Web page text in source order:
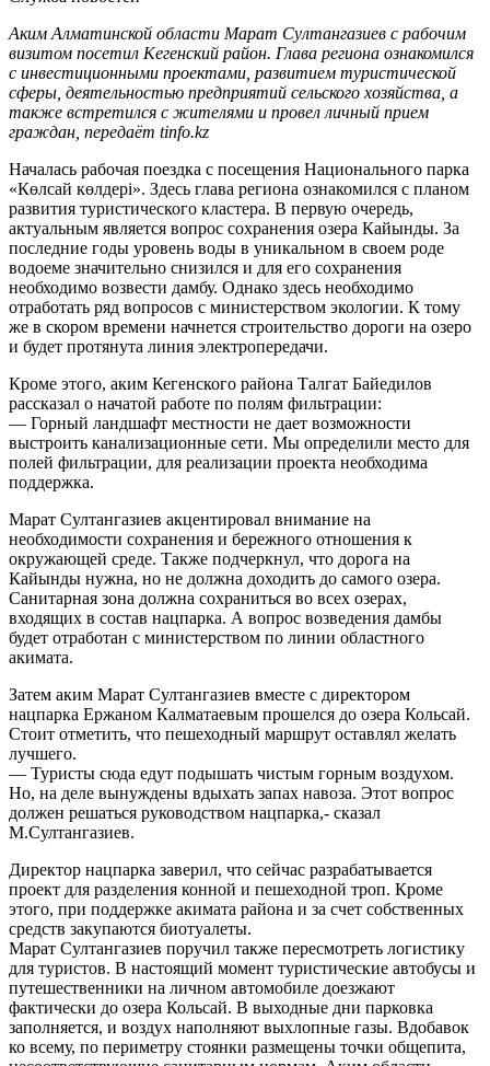
Аким Алматинской области Марат Султангазиев с рабочим
визитом посетил Кегенский район. Глава региона ознакомился
с инвестиционными проектами, развитием туристической
сферы, деятельностью предприятий сельского хозяйства, а
также встретился с жителями и провел личный прием
граждан, передаёт tinfo.kz
Началась рабочая поездка с посещения Национального парка
«Көлсай көлдері». Здесь глава региона ознакомился с планом
развития туристического кластера. В первую очередь,
актуальным является вопрос сохранения озера Кайынды. За
последние годы уровень воды в уникальном в своем роде
водоеме значительно снизился и для его сохранения
необходимо возвести дамбу. Однако здесь необходимо
отработать ряд вопросов с министерством экологии. К тому
же в скором времени начнется строительство дороги на озеро
и будет протянута линия электропередачи.
Кроме этого, аким Кегенского района Талгат Байедилов
рассказал о начатой работе по полям фильтрации:
— Горный ландшафт местности не дает возможности
выстроить канализационные сети. Мы определили место для
полей фильтрации, для реализации проекта необходима
поддержка.
Марат Султангазиев акцентировал внимание на
необходимости сохранения и бережного отношения к
окружающей среде. Также подчеркнул, что дорога на
Кайынды нужна, но не должна доходить до самого озера.
Санитарная зона должна сохраниться во всех озерах,
входящих в состав нацпарка. А вопрос возведения дамбы
будет отработан с министерством по линии областного
акимата.
Затем аким Марат Султангазиев вместе с директором
нацпарка Ержаном Калматаевым прошелся до озера Кольсай.
Стоит отметить, что пешеходный маршрут оставлял желать
лучшего.
— Туристы сюда едут подышать чистым горным воздухом.
Но, на деле вынуждены вдыхать запах навоза. Этот вопрос
должен решаться руководством нацпарка,- сказал
М.Султангазиев.
Директор нацпарка заверил, что сейчас разрабатывается
проект для разделения конной и пешеходной троп. Кроме
этого, при поддержке акимата района и за счет собственных
средств закупаются биотуалеты.
Марат Султангазиев поручил также пересмотреть логистику
для туристов. В настоящий момент туристические автобусы и
путешественники на личном автомобиле доезжают
фактически до озера Кольсай. В выходные дни парковка
заполняется, и воздух наполняют выхлопные газы. Вдобавок
ко всему, по периметру стоянки размещены точки общепита,